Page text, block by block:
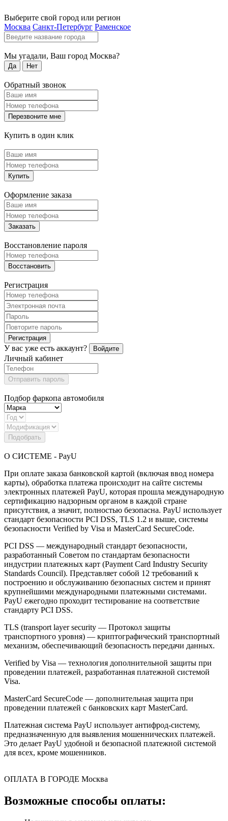
Выберите свой город или регион
Москва Санкт-Петербург Раменское
Мы угадали, Ваш город Москва?
Да Нет
Обратный звонок
Перезвоните мне
Купить в один клик
Купить
Оформление заказа
Заказать
Восстановление пароля
Восстановить
Регистрация
Регистрация
У вас уже есть аккаунт? Войдите
Личный кабинет
Отправить пароль
Подбор фаркопа автомобиля
Подобрать
О СИСТЕМЕ - PayU
При оплате заказа банковской картой (включая ввод номера
карты), обработка платежа происходит на сайте системы
электронных платежей PayU, которая прошла международную
сертификацию надзорным органом в каждой стране
присутствия, а значит, полностью безопасна. PayU использует
стандарт безопасности PCI DSS, TLS 1.2 и выше, системы
безопасности Verified by Visa и MasterCard SecureCode.
PCI DSS — международный стандарт безопасности,
разработанный Советом по стандартам безопасности
индустрии платежных карт (Payment Card Industry Security
Standards Council). Представляет собой 12 требований к
построению и обслуживанию безопасных систем и принят
крупнейшими международными платежными системами.
PayU ежегодно проходит тестирование на соответствие
стандарту PCI DSS.
TLS (transport layer security — Протокол защиты
транспортного уровня) — криптографический транспортный
механизм, обеспечивающий безопасность передачи данных.
Verified by Visa — технология дополнительной защиты при
проведении платежей, разработанная платежной системой
Visa.
MasterCard SecureCode — дополнительная защита при
проведении платежей с банковских карт MasterCard.
Платежная система PayU использует антифрод-систему,
предназначенную для выявления мошеннических платежей.
Это делает PayU удобной и безопасной платежной системой
для всех, кроме мошенников.
ОПЛАТА В ГОРОДЕ Москва
Возможные способы оплаты: